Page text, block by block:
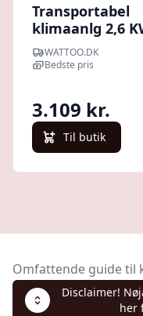
Transportabel
klimaanlg 2,6
PAC-09
WATTOO.DK
Bedste pris
3.109 kr.
Til butik
Omfattende guide til
Disclaimer!
her